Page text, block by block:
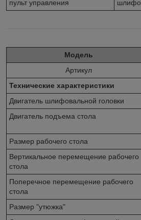
пульт управления
Модель
Артикул
Технические характеристики
Двигатель шлифовальной головки
Двигатель подъема стола
Размер рабочего стола
Вертикальное перемещение рабочего
стола
Поперечное перемещение рабочего
стола
Размер "утюжка"